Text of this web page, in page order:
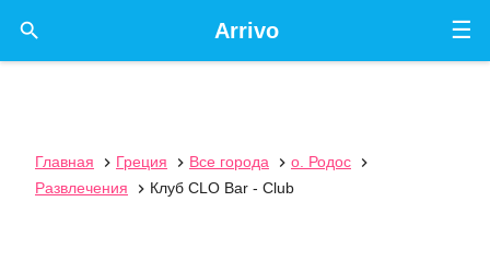
☰
Arrivo

Главная  Греция  Все города  о. Родос

Развлечения
 Клуб CLO Bar - Club